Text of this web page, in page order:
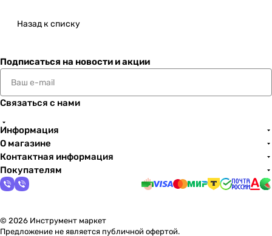
Назад к списку
Подписаться на новости и акции
Связаться с нами
Информация
О магазине
Контактная информация
Покупателям
© 2026 Инструмент маркет
Предложение не является публичной офертой.